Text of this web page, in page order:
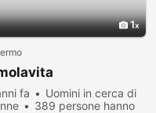
1
fa
Uomini in cerca di
389 persone hanno